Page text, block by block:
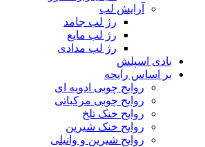
آرایش لب
رژ لب جامد
رژ لب مایع
رژ لب مدادی
بادی اسپلش
بر اساس رایحه
روایح چوبی ادویه ای
روایح چوبی مرکباتی
روایح خنک تلخ
روایح خنک شیرین
روایح شیرین و وانیلی